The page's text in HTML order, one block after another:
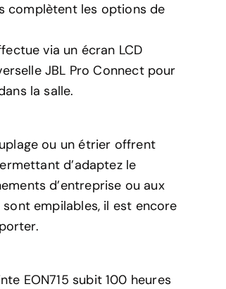
complètent les options de
via un écran LCD
JBL Pro Connect pour
la salle.
ou un étrier offrent
d’adaptez le
d’entreprise ou aux
empilables, il est encore
EON715 subit 100 heures